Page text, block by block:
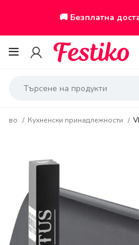
🚚 Безплатна
Кухненски принадлежности